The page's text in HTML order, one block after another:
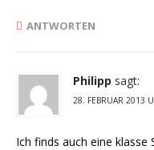
ANTWORTEN
Philipp sagt:
28. FEBRUAR 2013
Ich finds auch eine klasse